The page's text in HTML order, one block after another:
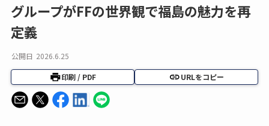
グループがFFの世界観で福島の魅力を再
定義
公開日 2026.6.25
印刷 / PDF URLをコピー